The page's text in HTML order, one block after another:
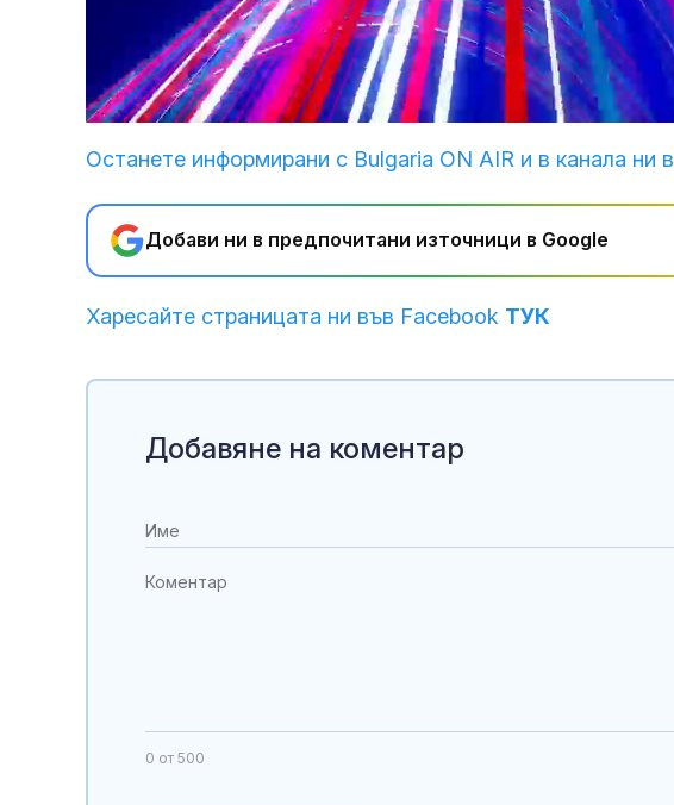
Unmute Loaded :
4.32%
Останете информирани с Bulgaria ON AIR и в канала ни в
Добави ни в предпочитани източници в Google
Харесайте страницата ни във Facebook ТУК
Добавяне на коментар
0 от 500